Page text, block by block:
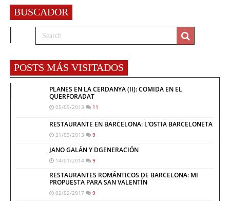
BUSCADOR
POSTS MÁS VISITADOS
PLANES EN LA CERDANYA (II): COMIDA EN EL
QUERFORADAT
05/09/2013 11
RESTAURANTE EN BARCELONA: L’OSTIA BARCELONETA
21/03/2013 9
JANO GALÁN Y DGENERACIÓN
14/01/2014 9
RESTAURANTES ROMÁNTICOS DE BARCELONA: MI
PROPUESTA PARA SAN VALENTÍN
02/02/2017 9